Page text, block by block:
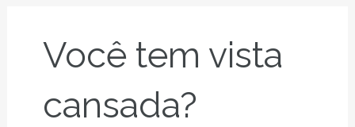
Você tem vista
cansada?